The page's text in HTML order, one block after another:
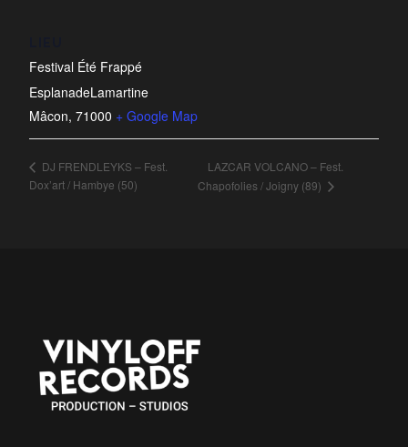
Festival Été Frappé
EsplanadeLamartine
Mâcon, 71000 + Google Map
DJ FRENDLEYKS – Fest.
Dox’art / Hambye (50)
LAZCAR VOLCANO – Fest.
Chapofolies / Joigny (89)